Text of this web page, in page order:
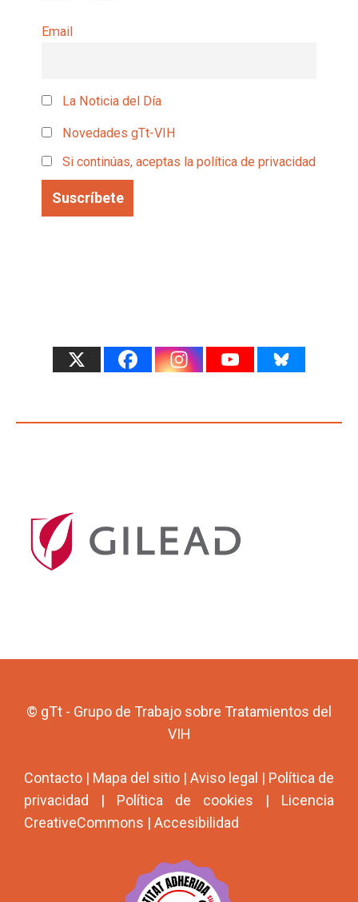
Email
La Noticia del Día
Novedades gTt-VIH
Si continúas, aceptas la política de privacidad
© gTt - Grupo de Trabajo sobre Tratamientos del
VIH
Contacto | Mapa del sitio | Aviso legal | Política de
privacidad | Política de cookies | Licencia
CreativeCommons | Accesibilidad